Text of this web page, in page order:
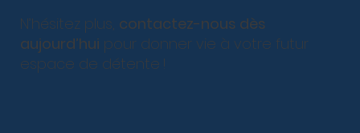
N’hésitez plus, contactez-nous dès
aujourd’hui pour donner vie à votre futur
espace de détente !